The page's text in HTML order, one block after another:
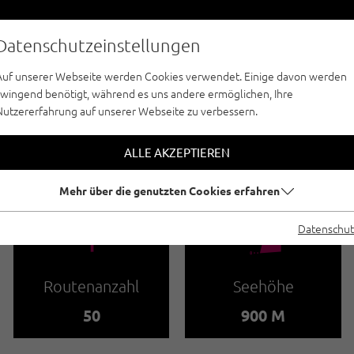
MONKEY
🍫
Routenanzahl
50
🞱
Seehöhe
900 M
unserer Webseite werden Cookies verwendet. Einige davon werden
benötigt, während es uns andere ermöglichen, Ihre
auf unserer Webseite zu verbessern.
ALLE AKZEPTIEREN
Mehr über die genutzten Cookies erfahren